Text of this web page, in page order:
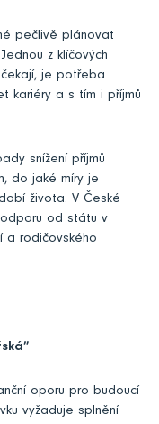
pečlivě plánovat
z klíčových
je potřeba
kariéry a s tím i příjmů
snížení příjmů
do jaké míry je
života. V České
od státu v
rodičovského
oporu pro budoucí
vyžaduje splnění